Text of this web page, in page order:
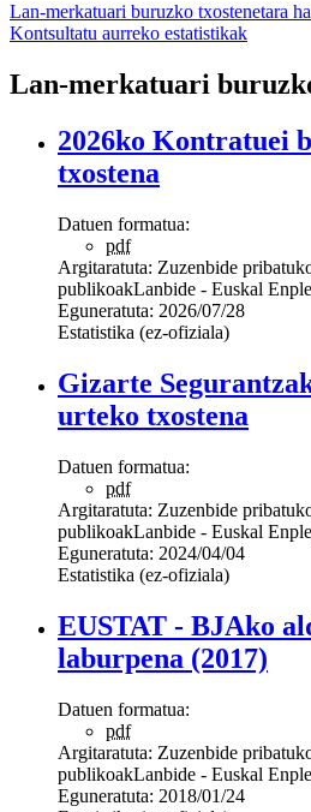
Lan-merkatuari buruzko txostenetara
Kontsultatu aurreko estatistikak
Lan-merkatuari
2026ko Kontratuei
txostena
Datuen formatua:
pdf
Argitaratuta: Zuzenbide
publikoakLanbide - Euskal
Eguneratuta: 2026/07/28
Estatistika (ez-ofiziala)
Gizarte
urteko txostena
Datuen formatua:
pdf
Argitaratuta: Zuzenbide
publikoakLanbide - Euskal
Eguneratuta: 2024/04/04
Estatistika (ez-ofiziala)
EUSTAT - BJAko
laburpena (2017)
Datuen formatua:
pdf
Argitaratuta: Zuzenbide
publikoakLanbide - Euskal
Eguneratuta: 2018/01/24